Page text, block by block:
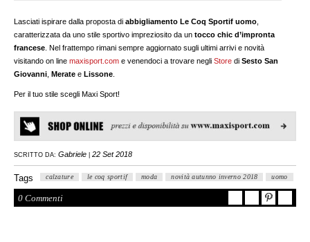
Lasciati ispirare dalla proposta diabbigliamento Le Coq Sportif uomo
caratterizzata da uno stile sportivo impreziosito da untocco chic d’impronta
francese . Nel frattempo rimani sempre aggiornato sugli ultimi arrivi e novità
visitando on linemaxisport.com e venendoci a trovare negliStorediSesto San
Giovanni ,Merate eLissone
Per il tuo stile scegli Maxi Sport!
SCRITTO DA: Gabriele 22 Set 2018
Tags calzature le coq sportif moda novità autunno inverno 2018 uomo
0 Commenti